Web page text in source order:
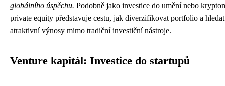
globálního úspěchu. Podobně jako investice do umění nebo
private equity představuje cestu, jak diverzifikovat portfolio a hledat
atraktivní výnosy mimo tradiční investiční nástroje.
Venture kapitál: Investice do startupů